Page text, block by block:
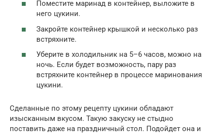
Поместите маринад в контейнер, выложите в
него цукини.
Закройте контейнер крышкой и несколько раз
встряхните.
Уберите в холодильник на 5–6 часов, можно на
ночь. Если будет возможность, пару раз
встряхните контейнер в процессе маринования
цукини.
Сделанные по этому рецепту цукини обладают
изысканным вкусом. Такую закуску не стыдно
поставить даже на праздничный стол. Подойдет она и